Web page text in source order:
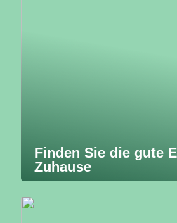
Finden Sie die gute
Zuhause